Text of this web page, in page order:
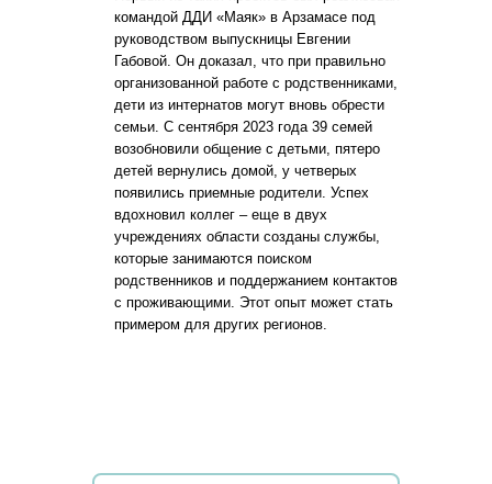
командой ДДИ «Маяк» в Арзамасе под
руководством выпускницы Евгении
Габовой. Он доказал, что при правильно
организованной работе с родственниками,
дети из интернатов могут вновь обрести
семьи. С сентября 2023 года 39 семей
возобновили общение с детьми, пятеро
детей вернулись домой, у четверых
появились приемные родители. Успех
вдохновил коллег – еще в двух
учреждениях области созданы службы,
которые занимаются поиском
родственников и поддержанием контактов
с проживающими. Этот опыт может стать
примером для других регионов.